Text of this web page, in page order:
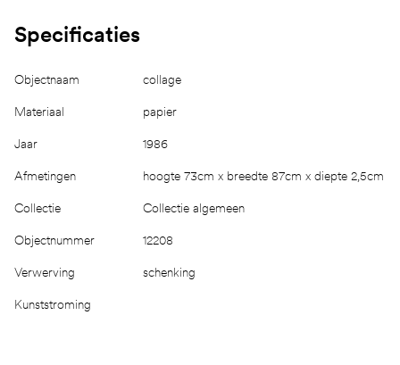
Specificaties
Objectnaam collage
Materiaal papier
Jaar 1986
Afmetingen hoogte 73cm x breedte 87cm x diepte 2,5cm
Collectie Collectie algemeen
Objectnummer 12208
Verwerving schenking
Kunststroming